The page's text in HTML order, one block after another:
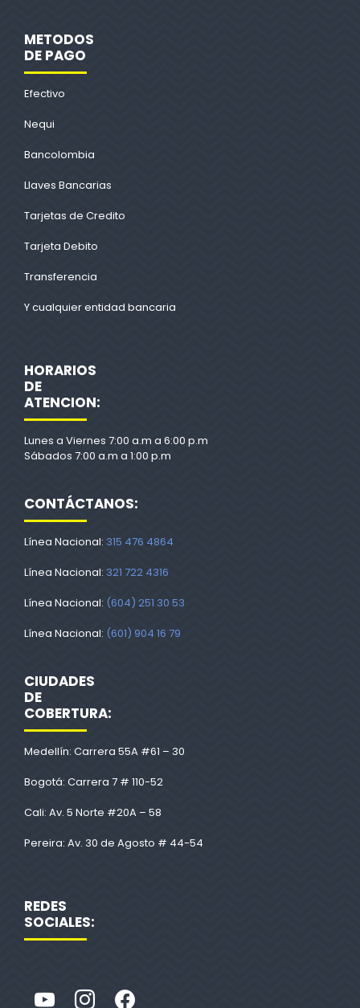
METODOS
DE PAGO
Efectivo
Nequi
Bancolombia
Llaves Bancarias
Tarjetas de Credito
Tarjeta Debito
Transferencia
Y cualquier entidad bancaria
HORARIOS
DE
ATENCION:
Lunes a Viernes 7:00 a.m a 6:00 p.m
Sábados 7:00 a.m a 1:00 p.m
CONTÁCTANOS:
Línea Nacional: 315 476 4864
Línea Nacional: 321 722 4316
Línea Nacional: (604) 251 30 53
Línea Nacional: (601) 904 16 79
CIUDADES
DE
COBERTURA:
Medellín: Carrera 55A #61 – 30
Bogotá: Carrera 7 # 110-52
Cali: Av. 5 Norte #20A – 58
Pereira: Av. 30 de Agosto # 44-54
REDES
SOCIALES: